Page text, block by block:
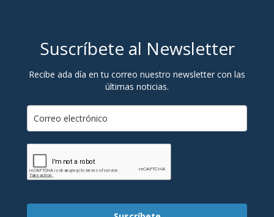
Suscríbete al Newsletter
Recibe ada día en tu correo nuestro newsletter con las
últimas noticias.